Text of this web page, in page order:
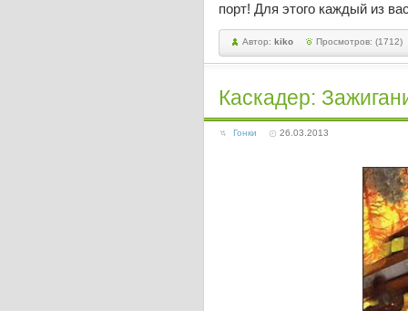
порт! Для этого каждый из
Автор: kiko Просмотров: (1712)
Каскадер:
Гонки 26.03.2013